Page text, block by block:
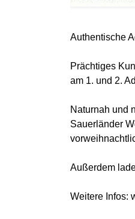
Authentische
Prächtiges
am 1. und 2.
Naturnah und
Sauerländer
Außerdem
Weitere Infos: